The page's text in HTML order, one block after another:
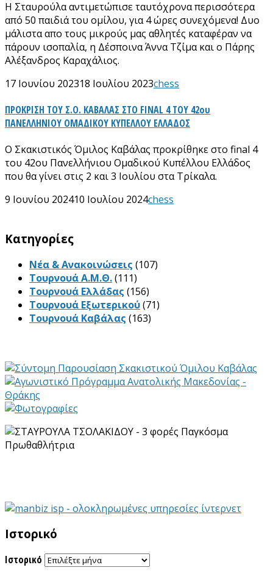
Η Σταυρούλα αντιμετώπισε ταυτόχρονα περισσότερα
από 50 παιδιά του ομίλου, για 4 ώρες συνεχόμενα! Δυο
μάλιστα απο τους μικρούς μας αθλητές καταφέραν να
πάρουν ισοπαλία, η Δέσποινα Άννα Τζίμα και ο Πάρης
Αλέξανδρος Καραχάλιος.
17 Ιουνίου 202318 Ιουλίου 2023chess
ΠΡΟΚΡΙΣΗ ΤΟΥ Σ.Ο. ΚΑΒΑΛΑΣ ΣΤΟ FINAL 4 ΤΟΥ 42ου
ΠΑΝΕΛΛΗΝΙΟΥ ΟΜΑΔΙΚΟΥ ΚΥΠΕΛΛΟΥ ΕΛΛΑΔΟΣ
Ο Σκακιστικός Όμιλος Καβάλας προκρίθηκε στο final 4
του 42ου Πανελλήνιου Ομαδικού Κυπέλλου Ελλάδος
που θα γίνει στις 2 και 3 Ιουλίου στα Τρίκαλα.
9 Ιουνίου 202410 Ιουλίου 2024chess
Kατηγορίες
Νέα & Ανακοινώσεις (107)
Τουρνουά Α.Μ.Θ.(111)
Τουρνουά Ελλάδας (156)
Τουρνουά Εξωτερικού(71)
Τουρνουά Καβάλας (163)
Ιστορικό
Ιστορικό